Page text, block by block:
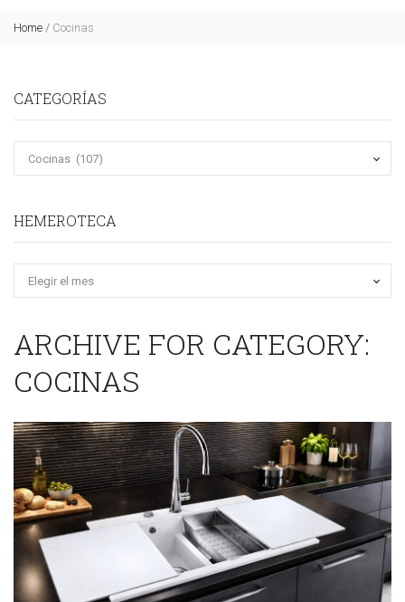
Home / Cocinas
CATEGORÍAS
HEMEROTECA
ARCHIVE FOR CATEGORY:
COCINAS